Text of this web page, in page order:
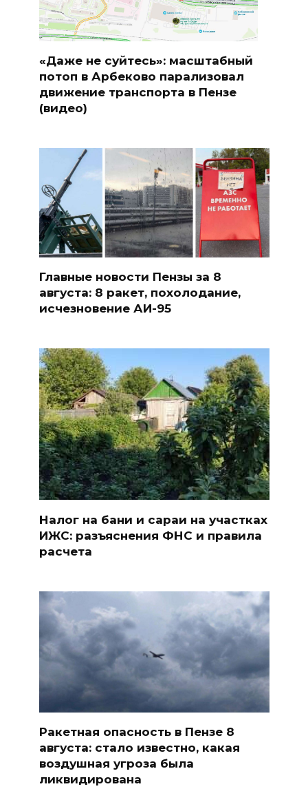
«Даже не суйтесь»: масштабный
потоп в Арбеково парализовал
движение транспорта в Пензе
(видео)
Главные новости Пензы за 8
августа: 8 ракет, похолодание,
исчезновение АИ-95
Налог на бани и сараи на участках
ИЖС: разъяснения ФНС и правила
расчета
Ракетная опасность в Пензе 8
августа: стало известно, какая
воздушная угроза была
ликвидирована